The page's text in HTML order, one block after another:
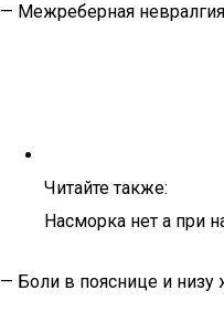
— Межреберная
Читайте также:
Насморка нет а при
— Боли в пояснице и низу